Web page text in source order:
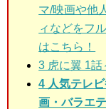
マ/映画や他
ィなどをフ
はこちら！
3 虎に翼 1
4 人気テレ
画・バラエ